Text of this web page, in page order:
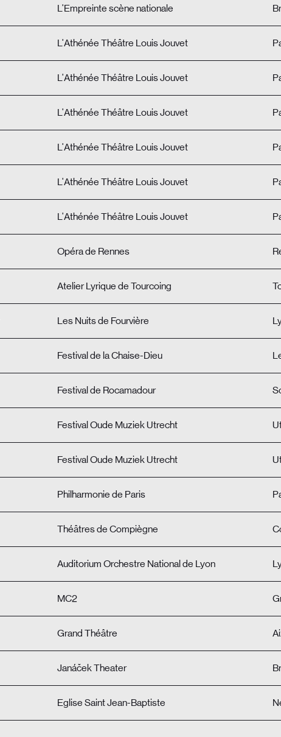
L'Empreinte scène nationale
L'Athénée Théâtre Louis Jouvet
L'Athénée Théâtre Louis Jouvet
L'Athénée Théâtre Louis Jouvet
L'Athénée Théâtre Louis Jouvet
L'Athénée Théâtre Louis Jouvet
L'Athénée Théâtre Louis Jouvet
Opéra de Rennes
Atelier Lyrique de Tourcoing
Les Nuits de Fourvière
Festival de la Chaise-Dieu
Festival de Rocamadour
Festival Oude Muziek Utrecht
Festival Oude Muziek Utrecht
Philharmonie de Paris
Théâtres de Compiègne
Auditorium Orchestre National de Lyon
MC2
Grand Théâtre
Janáček Theater
Eglise Saint Jean-Baptiste